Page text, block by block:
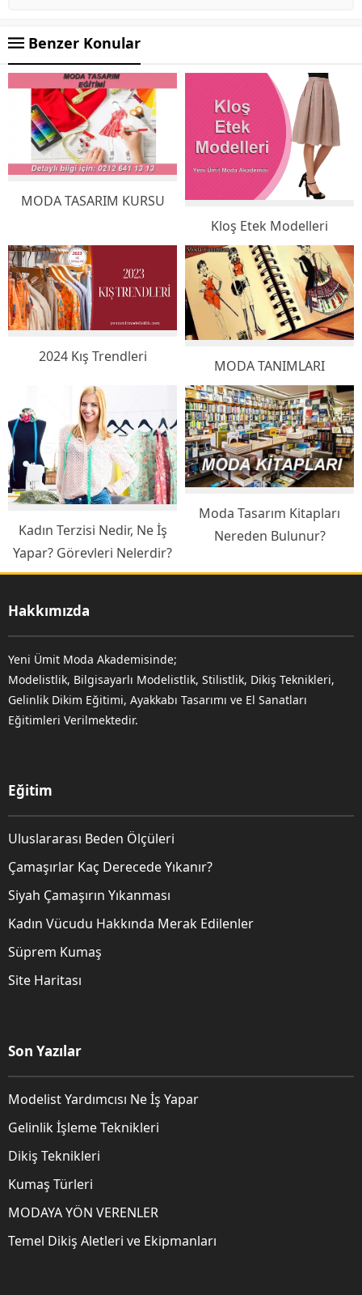
Benzer Konular
MODA TASARIM KURSU
Kloş Etek Modelleri
2024 Kış Trendleri
MODA TANIMLARI
Kadın Terzisi Nedir, Ne İş
Yapar? Görevleri Nelerdir?
Moda Tasarım Kitapları
Nereden Bulunur?
Hakkımızda
Yeni Ümit Moda Akademisinde;
Modelistlik, Bilgisayarlı Modelistlik, Stilistlik, Dikiş Teknikleri,
Gelinlik Dikim Eğitimi, Ayakkabı Tasarımı ve El Sanatları
Eğitimleri Verilmektedir.
Eğitim
Uluslararası Beden Ölçüleri
Çamaşırlar Kaç Derecede Yıkanır?
Siyah Çamaşırın Yıkanması
Kadın Vücudu Hakkında Merak Edilenler
Süprem Kumaş
Site Haritası
Son Yazılar
Modelist Yardımcısı Ne İş Yapar
Gelinlik İşleme Teknikleri
Dikiş Teknikleri
Kumaş Türleri
MODAYA YÖN VERENLER
Temel Dikiş Aletleri ve Ekipmanları